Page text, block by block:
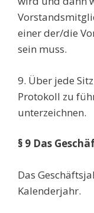
einer der/die
sein muss.
9. Über jede
Protokoll zu
unterzeichnen.
§ 9 Das
Das
Kalenderjahr.